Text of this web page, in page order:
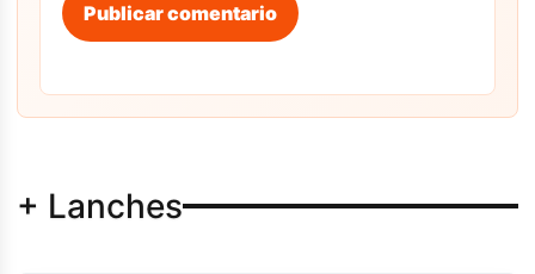
Publicar comentario
+ Lanches